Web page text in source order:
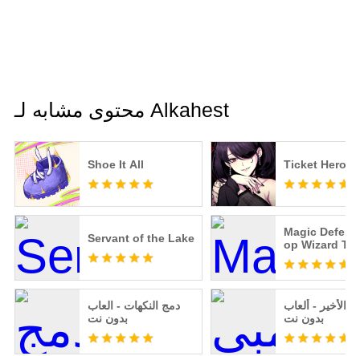
محتوى مشابه لـ Alkahest
Shoe It All Ticket Hero
Servant of the Lake
Magic
op Wizard TD
دمج النكهات - العاب
بدون نت
الأخير - ألعاب
بدون نت